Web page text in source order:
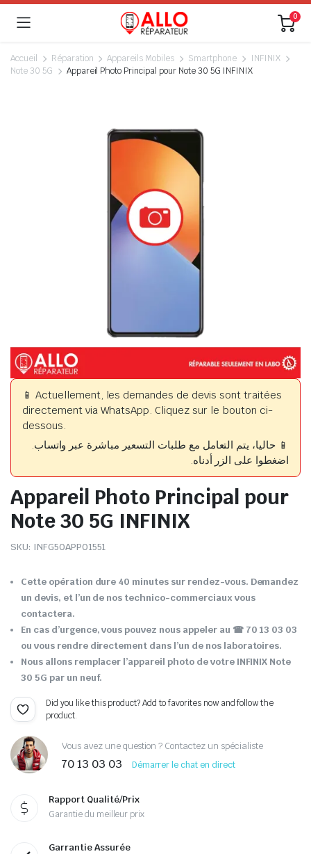
0
Accueil Réparation Appareils Mobiles Smartphone
INFINIX
Note 30 5G
Appareil Photo Principal pour Note 30 5G INFINIX
📱 Actuellement, les demandes de devis sont traitées
directement via WhatsApp. Cliquez sur le bouton ci-
dessous.
📱 حاليا، يتم التعامل مع طلبات التسعير مباشرة عبر واتساب.
اضغطوا على الزر أدناه.
Appareil Photo Principal pour
Note 30 5G INFINIX
SKU: INFG50APP01551
Cette opération dure 40 minutes sur rendez-vous. Demandez
un devis, et l’un de nos technico-commerciaux vous
contactera.
En cas d’urgence, vous pouvez nous appeler au ☎ 70 13 03 03
ou vous rendre directement dans l’un de nos laboratoires.
Nous allons remplacer l’appareil photo de votre INFINIX Note
30 5G par un neuf.
Did you like this product? Add to favorites now and follow the
product.
Vous avez une question ? Contactez un spécialiste
70 13 03 03 Démarrer le chat en direct
Rapport Qualité/Prix
Garantie du meilleur prix
Garrantie Assurée